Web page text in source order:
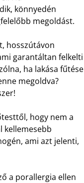
könnyedén
megoldást.
hosszútávon
garantáltan felkelti
ha lakása fűtése
megoldva?
hogy nem a
kellemesebb
ami azt jelenti,
a porallergia ellen